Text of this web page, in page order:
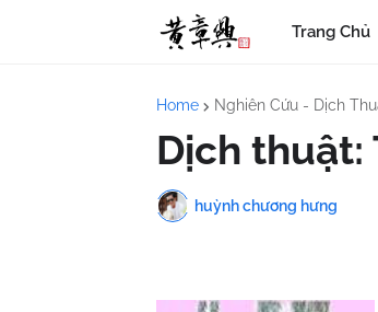
Trang Chủ
Home Nghiên Cứu - Dịch
Dịch thuật:
huỳnh chương hưng